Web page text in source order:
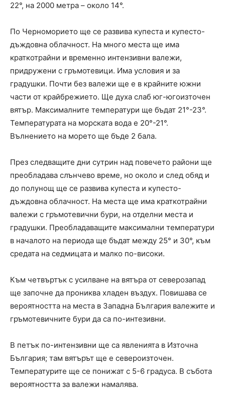
22°, на 2000 метра – около 14°.
По Черноморието ще се развива купеста и купесто-
дъждовна облачност. На много места ще има
краткотрайни и временно интензивни валежи,
придружени с гръмотевици. Има условия и за
градушки. Почти без валежи ще е в крайните южни
части от крайбрежието. Ще духа слаб юг-югоизточен
вятър. Максималните температури ще бъдат 21°-23°.
Температурата на морската вода е 20°-21°.
Вълнението на морето ще бъде 2 бала.
През следващите дни сутрин над повечето райони ще
преобладава слънчево време, но около и след обяд и
до полунощ ще се развива купеста и купесто-
дъждовна облачност. На места ще има краткотрайни
валежи с гръмотевични бури, на отделни места и
градушки. Преобладаващите максимални температури
в началото на периода ще бъдат между 25° и 30°, към
средата на седмицата и малко по-високи.
Към четвъртък с усилване на вятъра от северозапад
ще започне да прониква хладен въздух. Повишава се
вероятността на места в Западна България валежите и
гръмотевичните бури да са по-интезивни.
В петък по-интензивни ще са явленията в Източна
България; там вятърът ще е североизточен.
Температурите ще се понижат с 5-6 градуса. В събота
вероятността за валежи намалява.